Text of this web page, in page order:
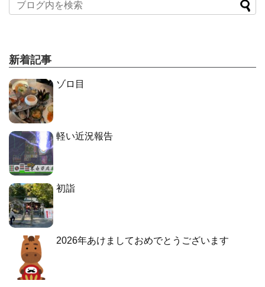
新着記事
ゾロ目
軽い近況報告
初詣
2026年あけましておめでとうございます